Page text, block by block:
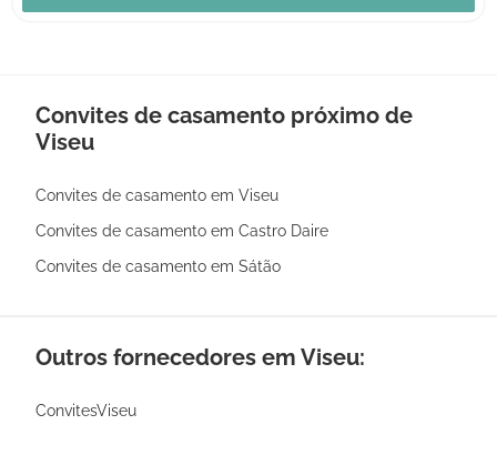
Convites de casamento próximo de
Viseu
Convites de casamento em Viseu
Convites de casamento em Castro Daire
Convites de casamento em Sátão
Outros fornecedores em Viseu:
ConvitesViseu